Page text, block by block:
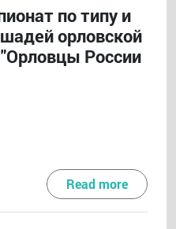
по типу и
орловской
России
Read more